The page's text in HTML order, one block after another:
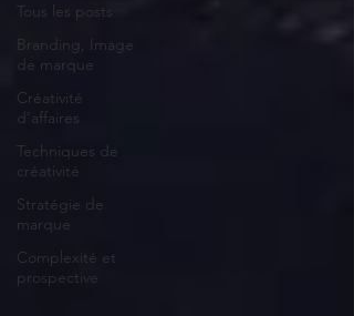
Tous les posts
Branding, Image
de marque
Créativité
d’affaires
Techniques de
créativité
Stratégie de
marque
Complexité et
prospective